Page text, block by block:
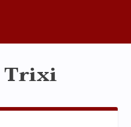
Trixi